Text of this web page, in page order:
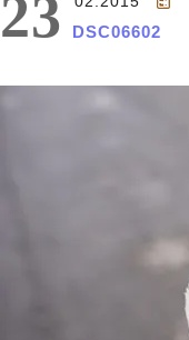
23 DSC06602